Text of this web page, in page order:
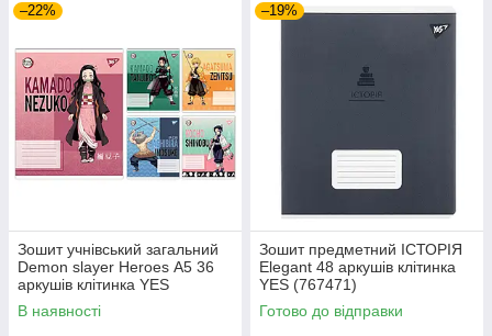
–22%
Зошит учнівський загальний
Demon slayer Heroes А5 36
аркушів клітинка YES
(767695)
В наявності
–19%
Зошит предметний ІСТОРІЯ
Elegant 48 аркушів клітинка
YES (767471)
Готово до відправки